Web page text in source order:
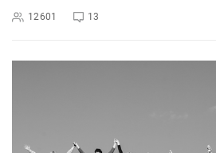
12601 13